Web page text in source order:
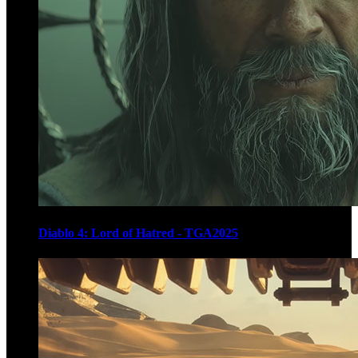
Diablo 4: Lord of Hatred - TGA2025